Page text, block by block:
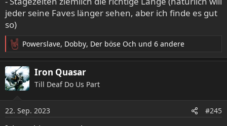
jeder seine Faves länger sehen, aber ich finde es gut
so)
R
e
a
k
t
n
Powerslave, Dobby, Der böse Och und 6 andere
Iron Quasar
Till Deaf Do Us Part
22. Sep. 2023 #245